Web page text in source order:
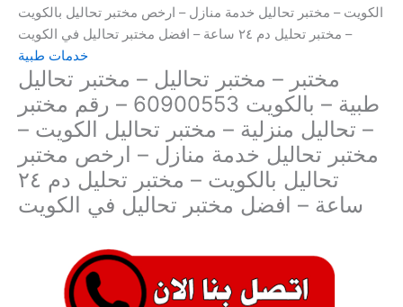
الكويت – مختبر تحاليل خدمة منازل – ارخص مختبر تحاليل بالكويت
– مختبر تحليل دم ٢٤ ساعة – افضل مختبر تحاليل في الكويت
خدمات طبية
مختبر – مختبر تحاليل – مختبر تحاليل
طبية – بالكويت 60900553 – رقم مختبر
– تحاليل منزلية – مختبر تحاليل الكويت –
مختبر تحاليل خدمة منازل – ارخص مختبر
تحاليل بالكويت – مختبر تحليل دم ٢٤
ساعة – افضل مختبر تحاليل في الكويت